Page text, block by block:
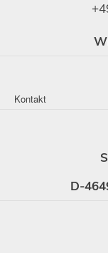
Kontakt
D-